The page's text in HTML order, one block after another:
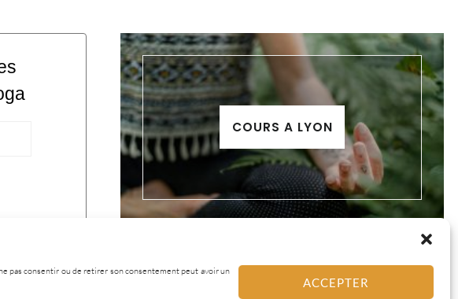
pas consentir ou de retirer son consentement peut avoir un
ACCEPTER
COURS A LYON